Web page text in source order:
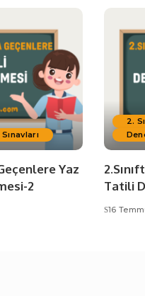
Yaz
2
2.
Tatili
16